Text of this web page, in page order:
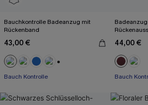
Bauchkontrolle Badeanzug mit
Rückenband
43,00 €
Bauch Kontrolle
44,00 €
Bauch